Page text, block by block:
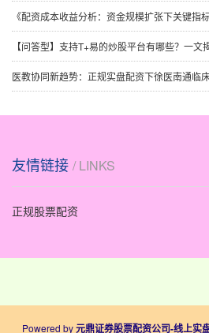
《配资成本收益分析：资金规模扩张下关键指
【问答型】支持T+易的炒股平台有哪些？一文
医教协同新趋势：正规实盘配资下徐医南通临
友情链接 / LINKS
正规股票配资
Powered by元鼎证券股票配资公司-线上实